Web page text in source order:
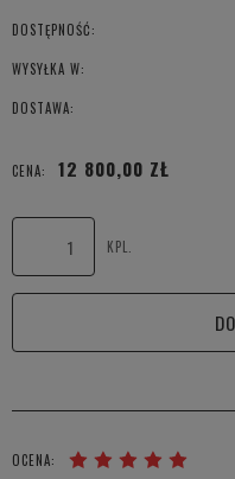
DOSTĘPNOŚĆ:
WYSYŁKA W:
DOSTAWA:
CENA NIE ZAWIERA
CENA:
12 800,00 ZŁ
KPL.
OCENA: